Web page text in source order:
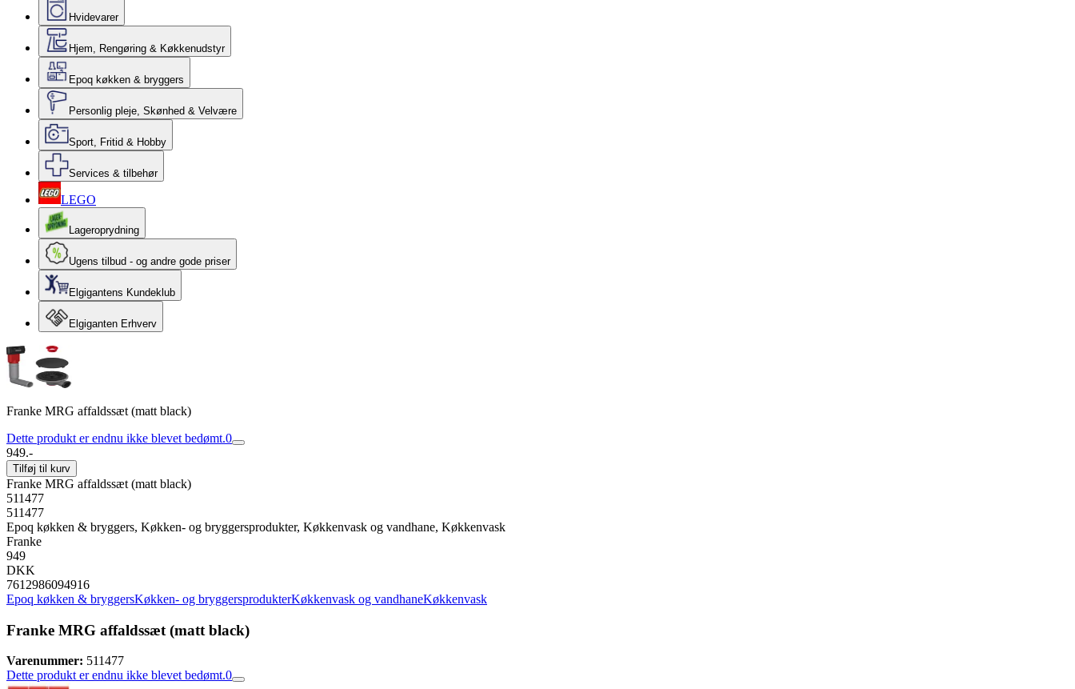
Hvidevarer
Hjem, Rengøring & Køkkenudstyr
Epoq køkken & bryggers
Personlig pleje, Skønhed & Velvære
Sport, Fritid & Hobby
Services & tilbehør
LEGO
Lageroprydning
Ugens tilbud - og andre gode priser
Elgigantens Kundeklub
Elgiganten Erhverv
Franke MRG affaldssæt (matt black)
Dette produkt er endnu ikke blevet bedømt.0
949.-
Tilføj til kurv
Franke MRG affaldssæt (matt black)
511477
511477
Epoq køkken & bryggers, Køkken- og bryggersprodukter, Køkkenvask og vandhane, Køkkenvask
Franke
949
DKK
7612986094916
Epoq køkken & bryggersKøkken- og bryggersprodukterKøkkenvask og vandhaneKøkkenvask
Franke MRG affaldssæt (matt black)
Varenummer: 511477
Dette produkt er endnu ikke blevet bedømt.0